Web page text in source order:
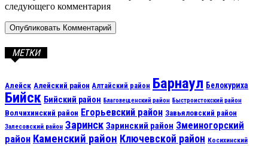
следующего комментария
МЕТКИ
Алейск Алейский район Алтайский район Барнаул Белокуриха
Бийск Бийский район Благовещенский район Быстроистокский район
Волчихинский район Егорьевский район Завьяловский район
Залесовский район Заринск Заринский район Змеиногорский
район Каменский район Ключевской район Косихинский